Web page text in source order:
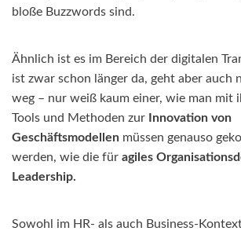
bloße Buzzwords sind.
Ähnlich ist es im Bereich der digitalen
ist zwar schon länger da, geht aber auch
weg – nur weiß kaum einer, wie man mit
Tools und Methoden zur
Innovation von
Geschäftsmodellen müssen genauso
werden, wie die für agiles
Leadership.
Sowohl im HR- als auch Business-